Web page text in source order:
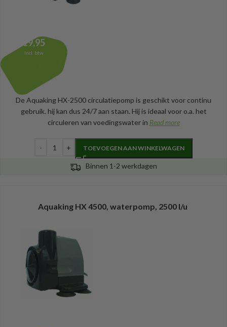
19,95
Incl. btw
De Aquaking HX-2500 circulatiepomp is geschikt voor continu
gebruik. hij kan dus 24/7 aan staan. Hij is ideaal voor o.a. het
circuleren van voedingswater in Read more
TOEVOEGEN AAN WINKELWAGEN
Binnen 1-2 werkdagen
Aquaking HX 4500, waterpomp, 2500 l/u